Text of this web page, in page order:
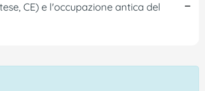
CE) e l'occupazione antica del